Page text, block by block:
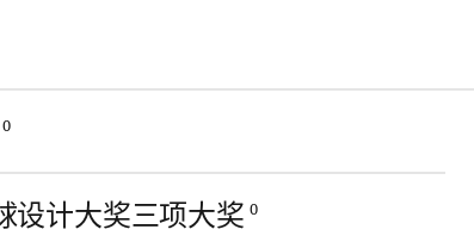
0
设计大奖三项大奖 0